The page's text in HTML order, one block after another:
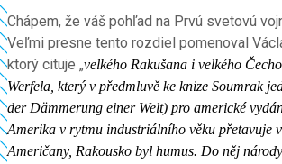
Chápem, že váš pohľad na Prvú svetovú
Veľmi presne tento rozdiel pomenoval
ktorý cituje „velkého Rakušana i velkého
Werfela, který v předmluvě ke knize Soumrak
der Dämmerung einer Welt) pro americké
Amerika v rytmu industriálního věku přetavuje
Američany, Rakousko byl humus. Do něj